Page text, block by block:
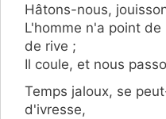
Hâtons-nous,
L'homme n'a point
de rive ;
Il coule, et nous
Temps jaloux, se
d'ivresse,